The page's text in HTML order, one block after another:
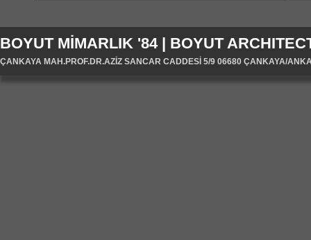
BOYUT MİMARLIK '84 | BOYUT
ÇANKAYA MAH.PROF.DR.AZİZ SANCAR CADDESİ 5/9 06680 ÇANKAYA/